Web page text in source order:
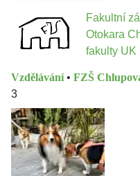
Fakultní
Otokara
fakulty UK
Vzdělávání • FZŠ
3